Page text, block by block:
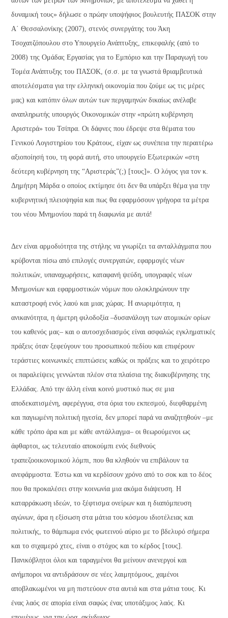
δυναμική τους» δήλωσε ο πρώην υποψήφιος βουλευτής ΠΑΣΟΚ στην
Α΄ Θεσσαλονίκης (2007), στενός συνεργάτης του Άκη
Τσοχατζόπουλου στο Υπουργείο Ανάπτυξης, επικεφαλής (από το
2008) της Ομάδας Εργασίας για το Εμπόριο και την Παραγωγή του
Τομέα Ανάπτυξης του ΠΑΣΟΚ, (σ.σ. με τα γνωστά θριαμβευτικά
αποτελέσματα για την ελληνική οικονομία που ζούμε ως τις μέρες
μας) και κατόπιν όλων αυτών των περγαμηνών δικαίως ανέλαβε
αναπληρωτής υπουργός Οικονομικών στην «πρώτη κυβέρνηση
Αριστερά» του Τσίπρα. Οι δάφνες που έδρεψε στα θέματα του
Γενικού Λογιστηρίου του Κράτους, είχαν ως συνέπεια την περαιτέρω
αξιοποίησή του, τη φορά αυτή, στο υπουργείο Εξωτερικών «στη
δεύτερη κυβέρνηση της “Αριστεράς”(;) [τους]». Ο λόγος για τον κ.
Δημήτρη Μάρδα ο οποίος εκτίμησε ότι δεν θα υπάρξει θέμα για την
κυβερνητική πλειοψηφία και πως θα εφαρμόσουν γρήγορα τα μέτρα
του νέου Μνημονίου παρά τη διαφωνία με αυτά!
Δεν είναι αρμοδιότητα της στήλης να γνωρίζει τα ανταλλάγματα που
κρύβονται πίσω από επιλογές συνεργατών, εφαρμογές νέων
πολιτικών, υπαναχωρήσεις, καταφανή ψεύδη, υπογραφές νέων
Μνημονίων και εφαρμοστικών νόμων που ολοκληρώνουν την
καταστροφή ενός λαού και μιας χώρας. Η ανωριμότητα, η
ανικανότητα, η άμετρη φιλοδοξία –δυσανάλογη των ατομικών ορίων
του καθενός μας– και ο αυτοσχεδιασμός είναι ασφαλώς εγκληματικές
πράξεις όταν ξεφεύγουν του προσωπικού πεδίου και επιφέρουν
τεράστιες κοινωνικές επιπτώσεις καθώς οι πράξεις και το χειρότερο
οι παραλείψεις γεννώνται πλέον στα πλαίσια της διακυβέρνησης της
Ελλάδας. Από την άλλη είναι κοινό μυστικό πως σε μια
αποδεκατισμένη, αφερέγγυα, στα όρια του εκπεσμού, διεφθαρμένη
και παγιωμένη πολιτική ηγεσία, δεν μπορεί παρά να αναζητηθούν –με
κάθε τρόπο άρα και με κάθε αντάλλαγμα– οι θεωρούμενοι ως
άφθαρτοι, ως τελευταίο αποκούμπι ενός διεθνούς
τραπεζοοικονομικού λόμπι, που θα κληθούν να επιβάλουν τα
ανεφάρμοστα. Έστω και να κερδίσουν χρόνο από το σοκ και το δέος
που θα προκαλέσει στην κοινωνία μια ακόμα διάψευση. Η
καταρράκωση ιδεών, το ξέφτισμα ονείρων και η διαπόμπευση
αγώνων, άρα η εξίσωση στα μάτια του κόσμου ιδιοτέλειας και
πολιτικής, το θάμπωμα ενός φωτεινού αύριο με το βδελυρό σήμερα
και το σιχαμερό χτες, είναι ο στόχος και το κέρδος [τους].
Πανικόβλητοι όλοι και ταραγμένοι θα μείνουν ανενεργοί και
ανήμποροι να αντιδράσουν σε νέες λαιμητόμους, χαμένοι
αποβλακωμένοι να μη πιστεύουν στα αυτιά και στα μάτια τους. Κι
ένας λαός σε απορία είναι σαφώς ένας υποτάξιμος λαός. Κι